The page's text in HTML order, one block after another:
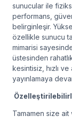
sunucular ile
performans,
belirginleşir.
özellikle sunucu
mimarisi
üstesinden
kesintisiz, hızlı
yayınlamaya
Tamamen size ait